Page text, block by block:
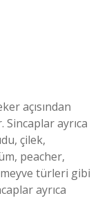
açısından
Sincaplar ayrıca
çilek,
peacher,
türleri gibi
ayrıca